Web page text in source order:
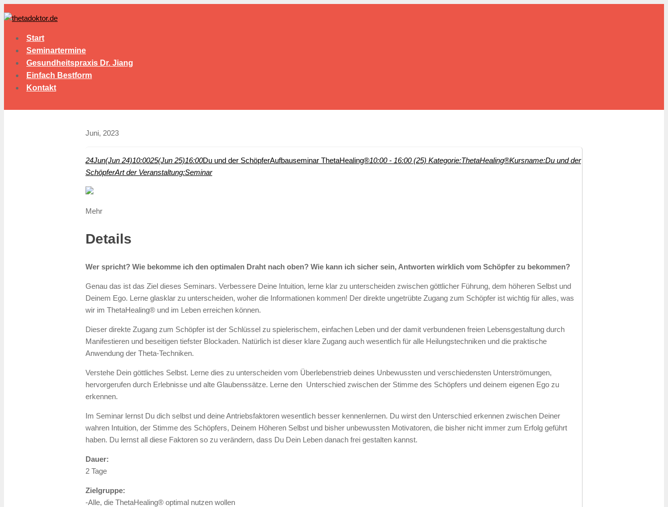
Start
Seminartermine
Gesundheitspraxis Dr. Jiang
Einfach Bestform
Kontakt
Juni, 2023
24Jun(Jun 24)10:0025(Jun 25)16:00Du und der SchöpferAufbauseminar ThetaHealing®10:00 - 16:00 (25) Kategorie:ThetaHealing®Kursname:Du und der
SchöpferArt der Veranstaltung:Seminar
Mehr
Details
Wer spricht? Wie bekomme ich den optimalen Draht nach oben? Wie kann ich sicher sein, Antworten wirklich vom Schöpfer zu bekommen?
Genau das ist das Ziel dieses Seminars. Verbessere Deine Intuition, lerne klar zu unterscheiden zwischen göttlicher Führung, dem höheren Selbst und
Deinem Ego. Lerne glasklar zu unterscheiden, woher die Informationen kommen! Der direkte ungetrübte Zugang zum Schöpfer ist wichtig für alles, was
wir im ThetaHealing® und im Leben erreichen können.
Dieser direkte Zugang zum Schöpfer ist der Schlüssel zu spielerischem, einfachen Leben und der damit verbundenen freien Lebensgestaltung durch
Manifestieren und beseitigen tiefster Blockaden. Natürlich ist dieser klare Zugang auch wesentlich für alle Heilungstechniken und die praktische
Anwendung der Theta-Techniken.
Verstehe Dein göttliches Selbst. Lerne dies zu unterscheiden vom Überlebenstrieb deines Unbewussten und verschiedensten Unterströmungen,
hervorgerufen durch Erlebnisse und alte Glaubenssätze. Lerne den Unterschied zwischen der Stimme des Schöpfers und deinem eigenen Ego zu
erkennen.
Im Seminar lernst Du dich selbst und deine Antriebsfaktoren wesentlich besser kennenlernen. Du wirst den Unterschied erkennen zwischen Deiner
wahren Intuition, der Stimme des Schöpfers, Deinem Höheren Selbst und bisher unbewussten Motivatoren, die bisher nicht immer zum Erfolg geführt
haben. Du lernst all diese Faktoren so zu verändern, dass Du Dein Leben danach frei gestalten kannst.
Dauer:
2 Tage
Zielgruppe:
-Alle, die ThetaHealing® optimal nutzen wollen